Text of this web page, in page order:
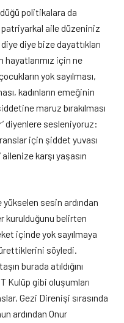
politikalara da
aile düzeniniz
diye bize dayattıkları
hayatlarımız için ne
yok sayılması,
kadınların emeğinin
maruz bırakılması
diyenlere sesleniyoruz:
için şiddet yuvası
karşı yaşasın
yükselen sesin ardından
kurulduğunu belirten
içinde yok sayılmaya
söyledi.
burada atıldığını
T Kulüp gibi oluşumları
Gezi Direnişi sırasında
ardından Onur